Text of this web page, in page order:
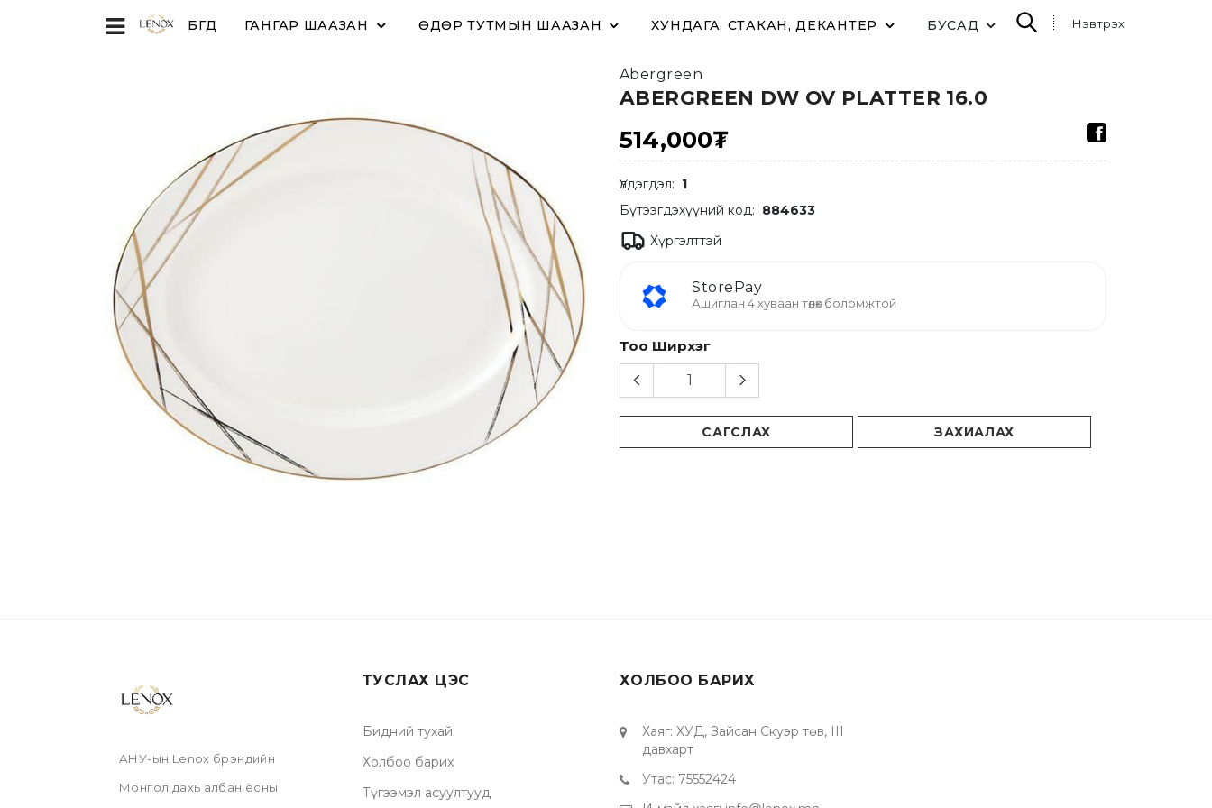
БҮГД ГАНГАР ШААЗАН ӨДӨР ТУТМЫН ШААЗАН ХУНДАГА, СТАКАН, ДЕКАНТЕР БУСАД Нэвтрэх
Abergreen
ABERGREEN DW OV PLATTER 16.0
514,000₮
Үлдэгдэл: 1
Бүтээгдэхүүний код: 884633
Хүргэлттэй
StorePay
Ашиглан 4 хуваан төлөх боломжтой
Тоо Ширхэг
САГСЛАХ ЗАХИАЛАХ
АНУ-ын Lenox брэндийн
Монгол дахь албан ёсны
ТУСЛАХ ЦЭС
Бидний тухай
Холбоо барих
Түгээмэл асуултууд
ХОЛБОО БАРИХ
Хаяг: ХУД, Зайсан Скуэр төв, III
давхарт
Утас: 75552424